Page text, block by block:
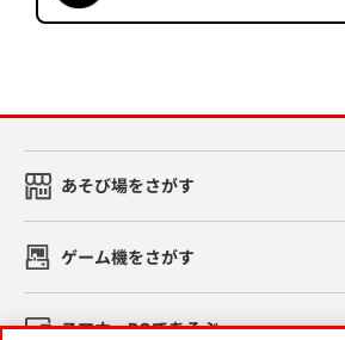
あそび場をさがす
ゲーム機をさがす
スマホ・PCであそぶ